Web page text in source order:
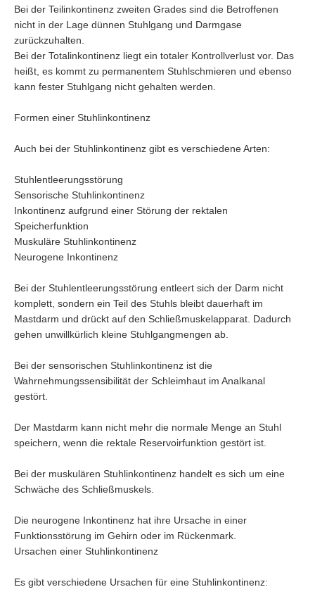
Bei der Teilinkontinenz zweiten Grades sind die Betroffenen
nicht in der Lage dünnen Stuhlgang und Darmgase
zurückzuhalten.
Bei der Totalinkontinenz liegt ein totaler Kontrollverlust vor. Das
heißt, es kommt zu permanentem Stuhlschmieren und ebenso
kann fester Stuhlgang nicht gehalten werden.
Formen einer Stuhlinkontinenz
Auch bei der Stuhlinkontinenz gibt es verschiedene Arten:
Stuhlentleerungsstörung
Sensorische Stuhlinkontinenz
Inkontinenz aufgrund einer Störung der rektalen
Speicherfunktion
Muskuläre Stuhlinkontinenz
Neurogene Inkontinenz
Bei der Stuhlentleerungsstörung entleert sich der Darm nicht
komplett, sondern ein Teil des Stuhls bleibt dauerhaft im
Mastdarm und drückt auf den Schließmuskelapparat. Dadurch
gehen unwillkürlich kleine Stuhlgangmengen ab.
Bei der sensorischen Stuhlinkontinenz ist die
Wahrnehmungssensibilität der Schleimhaut im Analkanal
gestört.
Der Mastdarm kann nicht mehr die normale Menge an Stuhl
speichern, wenn die rektale Reservoirfunktion gestört ist.
Bei der muskulären Stuhlinkontinenz handelt es sich um eine
Schwäche des Schließmuskels.
Die neurogene Inkontinenz hat ihre Ursache in einer
Funktionsstörung im Gehirn oder im Rückenmark.
Ursachen einer Stuhlinkontinenz
Es gibt verschiedene Ursachen für eine Stuhlinkontinenz: